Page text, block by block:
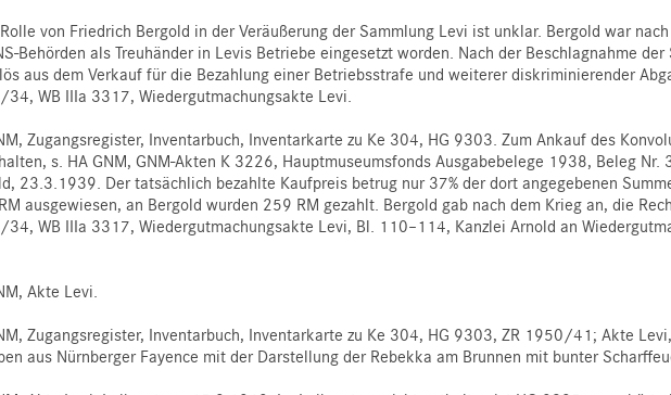
von Friedrich Bergold in der Veräußerung der Sammlung Levi ist unklar. Bergold war
Behörden als Treuhänder in Levis Betriebe eingesetzt worden. Nach der Beschlagnahme
aus dem Verkauf für die Bezahlung einer Betriebsstrafe und weiterer diskriminierender
34, WB IIIa 3317, Wiedergutmachungsakte Levi.
Zugangsregister, Inventarbuch, Inventarkarte zu Ke 304, HG 9303. Zum Ankauf des
s. HA GNM, GNM-Akten K 3226, Hauptmuseumsfonds Ausgabebelege 1938, Beleg
23.3.1939. Der tatsächlich bezahlte Kaufpreis betrug nur 37% der dort angegebenen
ausgewiesen, an Bergold wurden 259 RM gezahlt. Bergold gab nach dem Krieg an, die
34, WB IIIa 3317, Wiedergutmachungsakte Levi, Bl. 110–114, Kanzlei Arnold an
Akte Levi.
Zugangsregister, Inventarbuch, Inventarkarte zu Ke 304, HG 9303, ZR 1950/41; Akte
aus Nürnberger Fayence mit der Darstellung der Rebekka am Brunnen mit bunter